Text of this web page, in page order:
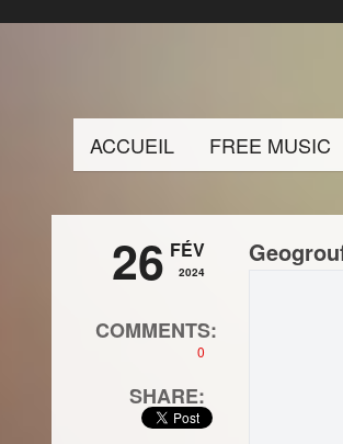
ACCUEIL FREE MUSIC
26 FÉV
2024
COMMENTS:
0
SHARE: